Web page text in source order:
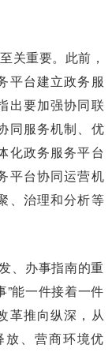
关重要。此前，
平台建立政务服
出要加强协同联
同服务机制、优
化政务服务平台
平台协同运营机
、治理和分析等
、办事指南的重
”能一件接着一件
革推向纵深，从
、营商环境优